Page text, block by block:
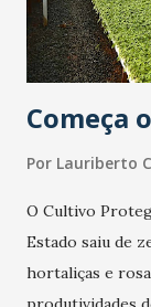
Começa
Por Lauriberto
O Cultivo
Estado saiu de
hortaliças e